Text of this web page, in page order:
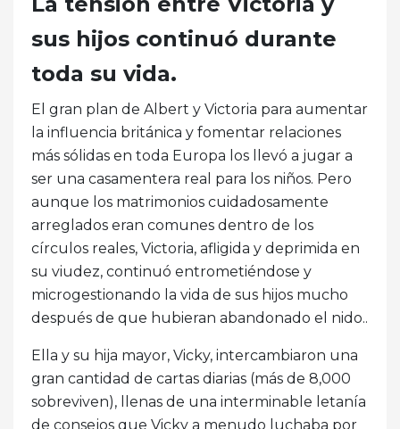
sus hijos continuó durante
toda su vida.
El gran plan de Albert y Victoria para aumentar
la influencia británica y fomentar relaciones
más sólidas en toda Europa los llevó a jugar a
ser una casamentera real para los niños. Pero
aunque los matrimonios cuidadosamente
arreglados eran comunes dentro de los
círculos reales, Victoria, afligida y deprimida en
su viudez, continuó entrometiéndose y
microgestionando la vida de sus hijos mucho
después de que hubieran abandonado el nido..
Ella y su hija mayor, Vicky, intercambiaron una
gran cantidad de cartas diarias (más de 8,000
sobreviven), llenas de una interminable letanía
de consejos que Vicky a menudo luchaba por